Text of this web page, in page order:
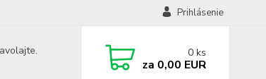
Prihlásenie
0 ks
za 0,00 EUR